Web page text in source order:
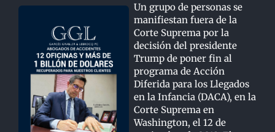
Un grupo de personas se
manifiestan fuera de la
Corte Suprema por la
decisión del presidente
Trump de poner fin al
programa de Acción
Diferida para los Llegados
en la Infancia (DACA), en la
Corte Suprema en
Washington, el 12 de